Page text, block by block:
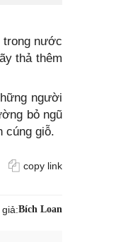
trong nước
thả thêm
người
bỏ ngũ
cúng giỗ.
copy link
Bích Loan